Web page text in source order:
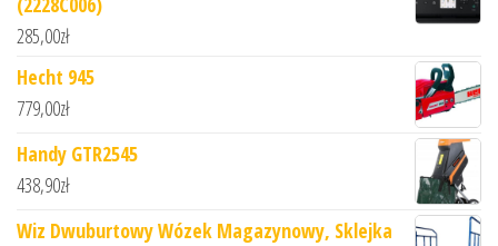
285,00zł
Hecht 945
779,00zł
Handy GTR2545
438,90zł
Wiz Dwuburtowy Wózek Magazynowy, Sklejka